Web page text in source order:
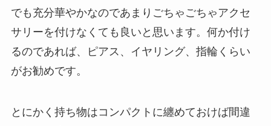
でも充分華やかなのであまりごちゃごちゃアクセ
サリーを付けなくても良いと思います。何か付け
るのであれば、ピアス、イヤリング、指輪くらい
がお勧めです。
とにかく持ち物はコンパクトに纏めておけば間違